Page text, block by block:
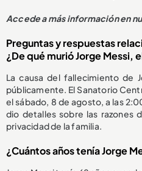
Accede a más información en
Preguntas y respuestas
¿De qué murió Jorge Messi,
La causa del fallecimiento de
públicamente. El Sanatorio
el sábado, 8 de agosto, a las
dio detalles sobre las razones
privacidad de la familia.
¿Cuántos años tenía Jorge